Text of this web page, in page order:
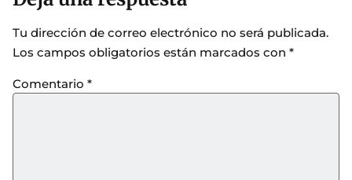
Tu dirección de correo electrónico no será publicada.
Los campos obligatorios están marcados con *
Comentario *